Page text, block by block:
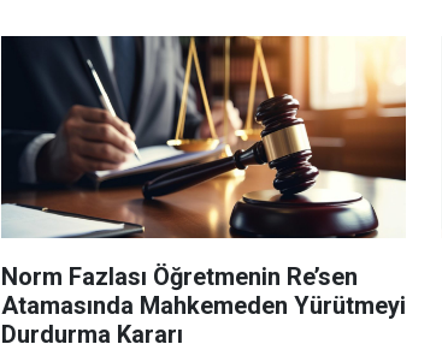
Norm Fazlası Öğretmenin Re’sen
Atamasında Mahkemeden Yürütmeyi
Durdurma Kararı